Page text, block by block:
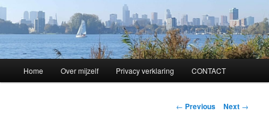
Skip
Home Over mijzelf Privacy verklaring CONTACT
Post
← Previous Next →